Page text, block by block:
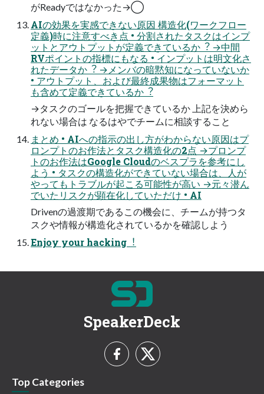
がReadyではなかった→◯
AIの効果を実感できない原因 構造化(ワークフロー
定義)時に注意すべき点 • 分割されたタスクはインプ
ットとアウトプットが定義できているか︖ →中間
RVポイントの指標にもなる • インプットは明⽂化さ
れたデータか︖ →メンバの暗黙知になっていないか
• アウトプット、および最終成果物はフォーマット
も含めて定義できているか︖
→タスクのゴールを把握できているか 上記を決めら
れない場合は なるはやでチームに相談すること
まとめ • AIへの指⽰の出し⽅がわからない原因はプ
ロンプトのお作法とタスク構造化の2点 →プロンプ
トのお作法はGoogle Cloudのベスプラを参考にし
よう • タスクの構造化ができていない場合は、⼈が
やってもトラブルが起こる可能性が⾼い →元々潜ん
でいたリスクが顕在化していただけ • AI
Drivenの過渡期であるこの機会に、チームが持つタ
スクや情報が構造化されているかを確認しよう
Enjoy your hacking︕
SpeakerDeck
Top Categories